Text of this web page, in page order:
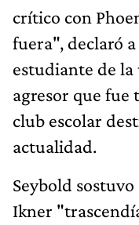
crítico con
fuera", declaró a
estudiante de
agresor que fue
club escolar
actualidad.
Seybold
Ikner